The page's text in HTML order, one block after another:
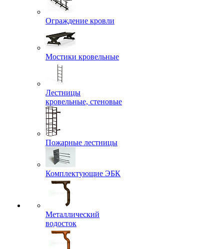
Ограждение кровли
Мостики кровельные
Лестницы
кровельные, стеновые
Пожарные лестницы
Комплектующие ЭБК
Металлический
водосток